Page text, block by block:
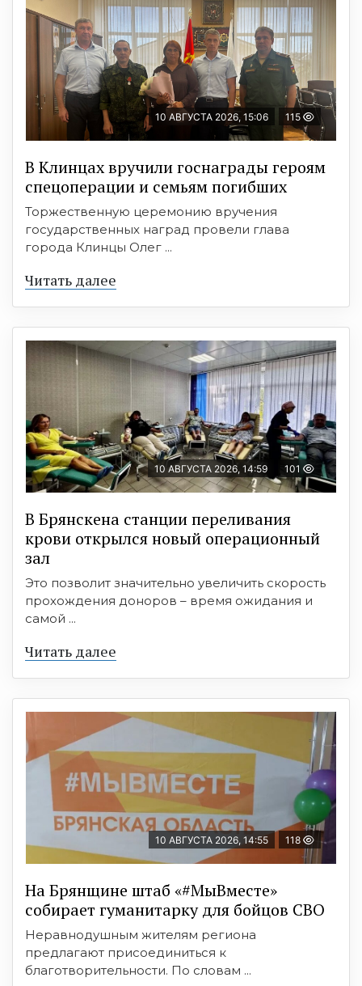
10 АВГУСТА 2026, 15:06 115
В Клинцах вручили госнаграды героям
спецоперации и семьям погибших
Торжественную церемонию вручения
государственных наград провели глава
города Клинцы Олег ...
Читать далее
10 АВГУСТА 2026, 14:59 101
В Брянскена станции переливания
крови открылся новый операционный
зал
Это позволит значительно увеличить скорость
прохождения доноров – время ожидания и
самой ...
Читать далее
10 АВГУСТА 2026, 14:55 118
На Брянщине штаб «#МыВместе»
собирает гуманитарку для бойцов СВО
Неравнодушным жителям региона
предлагают присоединиться к
благотворительности. По словам ...